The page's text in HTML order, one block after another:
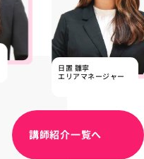
日置 雛寧
エリアマネージャー
講師紹介一覧へ